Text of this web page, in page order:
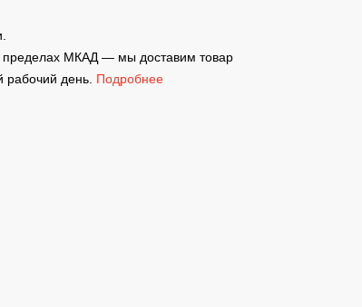
пределах МКАД — мы доставим товар
день. Подробнее